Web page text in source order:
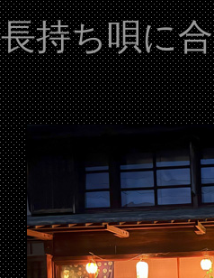
持ち唄に